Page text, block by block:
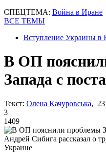
СПЕЦТЕМА: Война в Иране
ВСЕ ТЕМЫ
Вступление Украины в
В ОП
Запада с
Текст: Олена Качуровська, 23
3
1409
Андрей Сибига рассказал о
Украине